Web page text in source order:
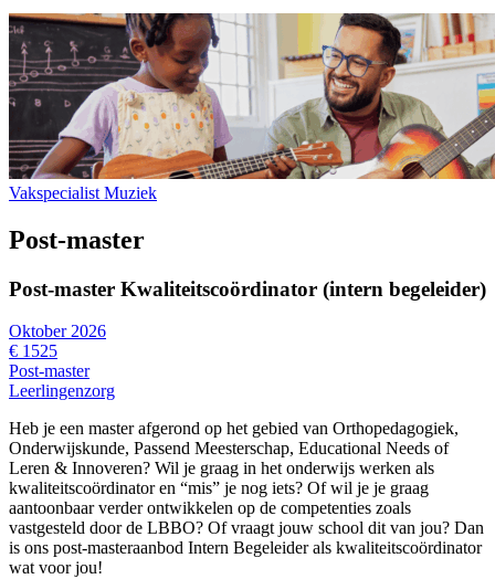
Vakspecialist Muziek
Post-master
Post-master Kwaliteitscoördinator (intern begeleider)
Oktober 2026
€ 1525
Post-master
Leerlingenzorg
Heb je een master afgerond op het gebied van Orthopedagogiek,
Onderwijskunde, Passend Meesterschap, Educational Needs of
Leren & Innoveren? Wil je graag in het onderwijs werken als
kwaliteitscoördinator en “mis” je nog iets? Of wil je je graag
aantoonbaar verder ontwikkelen op de competenties zoals
vastgesteld door de LBBO? Of vraagt jouw school dit van jou? Dan
is ons post-masteraanbod Intern Begeleider als kwaliteitscoördinator
wat voor jou!